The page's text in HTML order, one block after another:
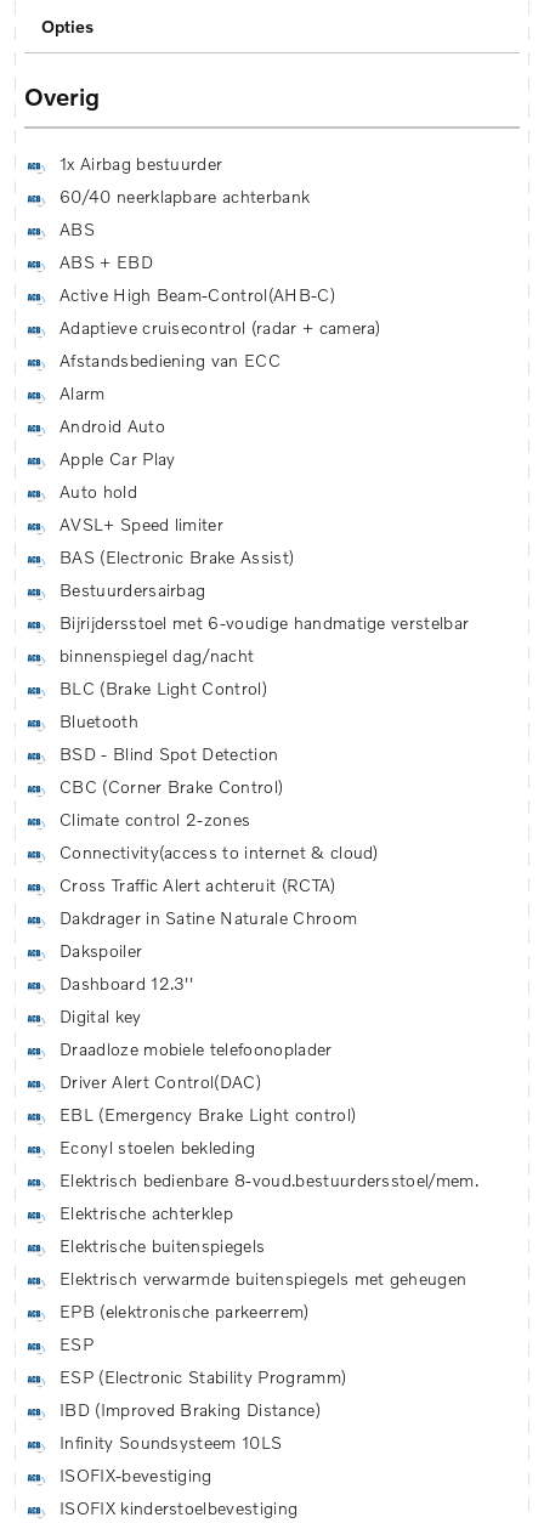
Opties
Overig
1x Airbag bestuurder
60/40 neerklapbare achterbank
ABS
ABS + EBD
Active High Beam-Control(AHB-C)
Adaptieve cruisecontrol (radar + camera)
Afstandsbediening van ECC
Alarm
Android Auto
Apple Car Play
Auto hold
AVSL+ Speed limiter
BAS (Electronic Brake Assist)
Bestuurdersairbag
Bijrijdersstoel met 6-voudige handmatige verstelbar
binnenspiegel dag/nacht
BLC (Brake Light Control)
Bluetooth
BSD - Blind Spot Detection
CBC (Corner Brake Control)
Climate control 2-zones
Connectivity(access to internet & cloud)
Cross Traffic Alert achteruit (RCTA)
Dakdrager in Satine Naturale Chroom
Dakspoiler
Dashboard 12.3''
Digital key
Draadloze mobiele telefoonoplader
Driver Alert Control(DAC)
EBL (Emergency Brake Light control)
Econyl stoelen bekleding
Elektrisch bedienbare 8-voud.bestuurdersstoel/mem.
Elektrische achterklep
Elektrische buitenspiegels
Elektrisch verwarmde buitenspiegels met geheugen
EPB (elektronische parkeerrem)
ESP
ESP (Electronic Stability Programm)
IBD (Improved Braking Distance)
Infinity Soundsysteem 10LS
ISOFIX-bevestiging
ISOFIX kinderstoelbevestiging